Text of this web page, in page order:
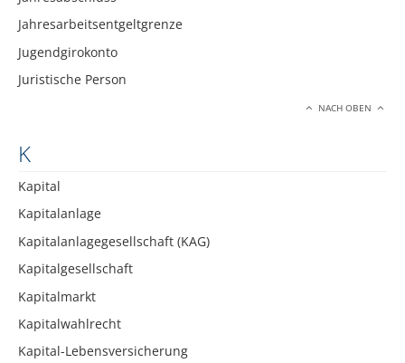
Jahresarbeitsentgeltgrenze
Jugendgirokonto
Juristische Person
NACH OBEN
K
Kapital
Kapitalanlage
Kapitalanlagegesellschaft (KAG)
Kapitalgesellschaft
Kapitalmarkt
Kapitalwahlrecht
Kapital-Lebensversicherung